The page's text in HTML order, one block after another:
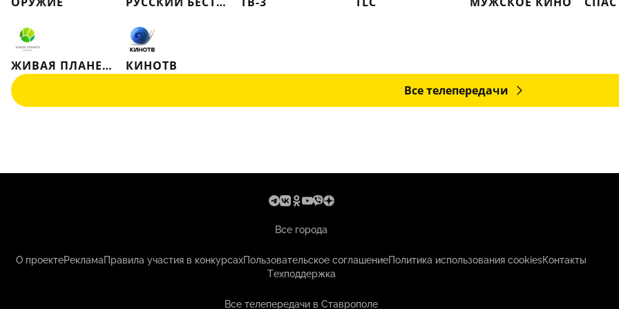
ЖИВАЯ ПЛАНЕТА
КИНОТВ
Все телепередачи
Все города
О проектеРекламаПравила участия в конкурсахПользовательское соглашениеПолитика использования cookiesКонтакты
Техподдержка
Все телепередачи в Ставрополе